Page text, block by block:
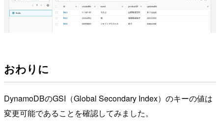
おわりに
DynamoDBのGSI（Global Secondary Index）のキーの値は
変更可能であることを確認してみました。